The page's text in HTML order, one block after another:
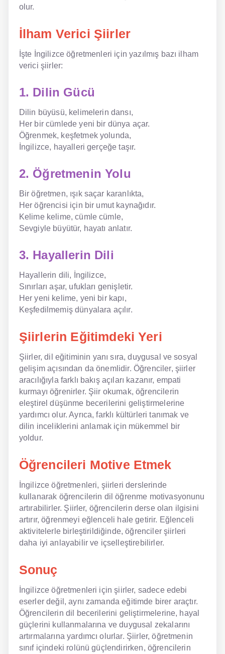
Bize Ulaşın
olur.
İlham Verici Şiirler
İşte İngilizce öğretmenleri için yazılmış bazı ilham
verici şiirler:
1. Dilin Gücü
Dilin büyüsü, kelimelerin dansı,
Her bir cümlede yeni bir dünya açar.
Öğrenmek, keşfetmek yolunda,
İngilizce, hayalleri gerçeğe taşır.
2. Öğretmenin Yolu
Bir öğretmen, ışık saçar karanlıkta,
Her öğrencisi için bir umut kaynağıdır.
Kelime kelime, cümle cümle,
Sevgiyle büyütür, hayatı anlatır.
3. Hayallerin Dili
Hayallerin dili, İngilizce,
Sınırları aşar, ufukları genişletir.
Her yeni kelime, yeni bir kapı,
Keşfedilmemiş dünyalara açılır.
Şiirlerin Eğitimdeki Yeri
Şiirler, dil eğitiminin yanı sıra, duygusal ve sosyal
gelişim açısından da önemlidir. Öğrenciler, şiirler
aracılığıyla farklı bakış açıları kazanır, empati
kurmayı öğrenirler. Şiir okumak, öğrencilerin
eleştirel düşünme becerilerini geliştirmelerine
yardımcı olur. Ayrıca, farklı kültürleri tanımak ve
dilin inceliklerini anlamak için mükemmel bir
yoldur.
Öğrencileri Motive Etmek
İngilizce öğretmenleri, şiirleri derslerinde
kullanarak öğrencilerin dil öğrenme motivasyonunu
artırabilirler. Şiirler, öğrencilerin derse olan ilgisini
artırır, öğrenmeyi eğlenceli hale getirir. Eğlenceli
aktivitelerle birleştirildiğinde, öğrenciler şiirleri
daha iyi anlayabilir ve içselleştirebilirler.
Sonuç
İngilizce öğretmenleri için şiirler, sadece edebi
eserler değil, aynı zamanda eğitimde birer araçtır.
Öğrencilerin dil becerilerini geliştirmelerine, hayal
güçlerini kullanmalarına ve duygusal zekalarını
artırmalarına yardımcı olurlar. Şiirler, öğretmenin
sınıf içindeki rolünü güçlendirirken, öğrencilerin